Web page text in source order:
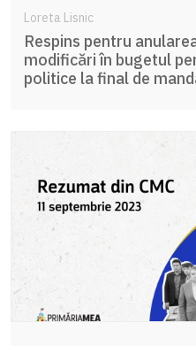
Loreta Lisnic
Respins pentru
modificări în bugetul
politice la final de